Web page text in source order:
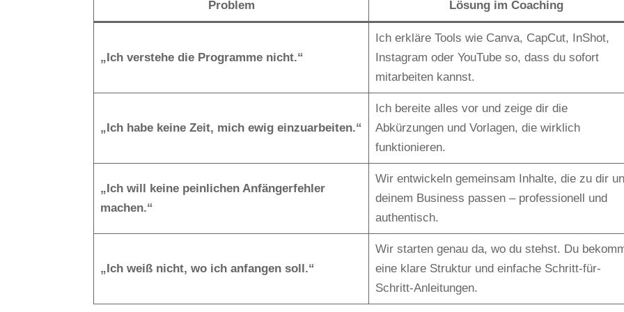
Problem Lösung im Coaching
„Ich verstehe die Programme nicht.“
Ich erkläre Tools wie Canva, CapCut, InShot,
Instagram oder YouTube so, dass du sofort
mitarbeiten kannst.
„Ich habe keine Zeit, mich ewig einzuarbeiten.“
Ich bereite alles vor und zeige dir die
Abkürzungen und Vorlagen, die wirklich
funktionieren.
„Ich will keine peinlichen Anfängerfehler
machen.“
Wir entwickeln gemeinsam Inhalte, die zu dir
deinem Business passen – professionell und
authentisch.
„Ich weiß nicht, wo ich anfangen soll.“
Wir starten genau da, wo du stehst. Du
eine klare Struktur und einfache Schritt-für-
Schritt-Anleitungen.